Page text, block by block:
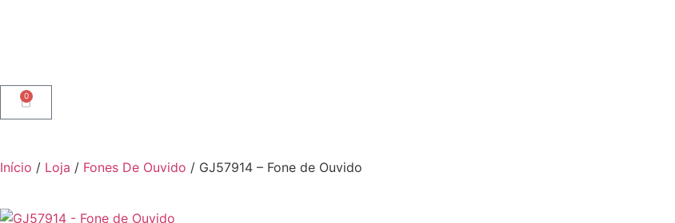
0
Início / Loja / Fones De Ouvido / GJ57914 – Fone de Ouvido